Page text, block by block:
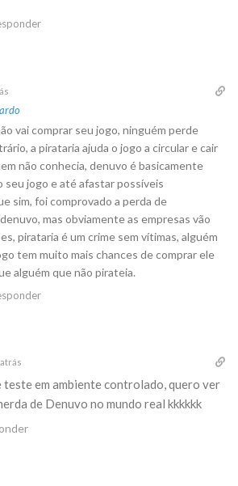
vai comprar seu jogo, ninguém perde
a pirataria ajuda o jogo a circular e cair
não conhecia, denuvo é basicamente
seu jogo e até afastar possíveis
sim, foi comprovado a perda de
mas obviamente as empresas vão
pirataria é um crime sem vítimas, alguém
tem muito mais chances de comprar ele
alguém que não pirateia.
teste em ambiente controlado, quero ver
de Denuvo no mundo real kkkkkk